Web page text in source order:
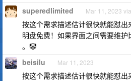
superedlimited Mar 11, 2023
按这个需求描述估计很快就能怼
明盘免费！如果界面之间需要维
。🤡
beisilu Mar 11, 2023
按这个需求描述估计很快就能怼